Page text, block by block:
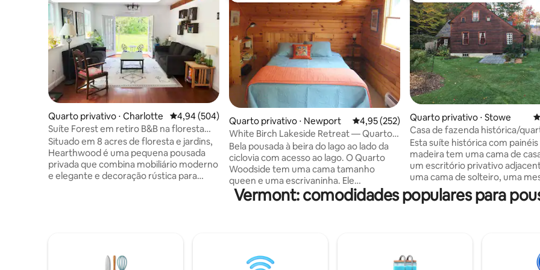
Quarto privativo ⋅ Charlotte 4,94 de uma avaliação média de 5, 504 avaliações
4,94 (504)
Suíte Forest em retiro B&B na floresta
perto de BTV
Situado em 8 acres de floresta e jardins,
Hearthwood é uma pequena pousada
privada que combina mobiliário moderno
e elegante e decoração rústica para
oferece acesso conveniente às principais
atrações, estando a poucos passos da
Quarto privativo ⋅ Newport 4,95 de uma avaliação média de 5, 252
4,95 (252)
White Birch Lakeside Retreat — Quarto
Woodside
Bela pousada à beira do lago ao lado da
ciclovia com acesso ao lago. O Quarto
Woodside tem uma cama tamanho
queen e uma escrivaninha. Ele
compartilha um banheiro completo com
um outro quarto de hóspedes. O acesso
disponível mediante solicitação. Ande de
Quarto privativo ⋅ Stowe
Casa de fazenda histórica/
com lareira
Esta suíte histórica com painéis
madeira tem uma cama de
um escritório privativo
uma cama de solteiro, uma
cadeira de escritório e uma
quarto inclui cadeiras, uma
sentar ao ar livre e os jardins
Vermont: comodidades populares para